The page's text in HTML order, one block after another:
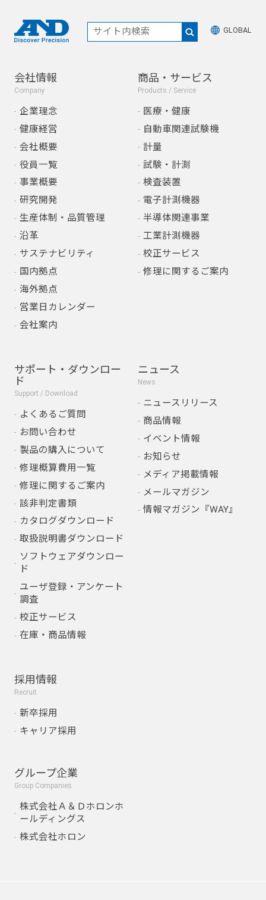
GLOBAL
会社情報
Company
企業理念
健康経営
会社概要
役員一覧
事業概要
研究開発
生産体制・品質管理
沿革
サステナビリティ
国内拠点
海外拠点
営業日カレンダー
会社案内
商品・サービス
Products / Service
医療・健康
自動車関連試験機
計量
試験・計測
検査装置
電子計測機器
半導体関連事業
工業計測機器
校正サービス
修理に関するご案内
サポート・ダウンロー
ド
Support / Download
よくあるご質問
お問い合わせ
製品の購入について
修理概算費用一覧
修理に関するご案内
該非判定書類
カタログダウンロード
取扱説明書ダウンロード
ソフトウェアダウンロー
ド
ユーザ登録・アンケート
調査
校正サービス
在庫・商品情報
ニュース
News
ニュースリリース
商品情報
イベント情報
お知らせ
メディア掲載情報
メールマガジン
情報マガジン『WAY』
採用情報
Recruit
新卒採用
キャリア採用
グループ企業
Group Companies
株式会社Ａ＆Ｄホロンホ
ールディングス
株式会社ホロン